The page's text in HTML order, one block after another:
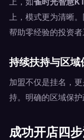
上，模式更为清晰
帮助零经验的投资者
持续扶持与区域
加盟不仅是挂名，
持。明确的区域保
成功开店四